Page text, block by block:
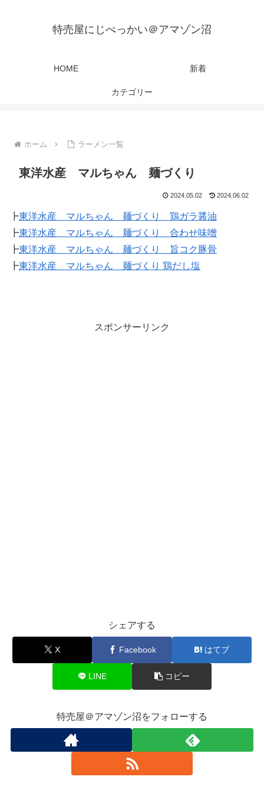
特売屋にじべっかい＠アマゾン沼
HOME 新着
カテゴリー
ホーム ラーメン一覧
東洋水産 マルちゃん 麺づくり
2024.05.02 2024.06.02
┣東洋水産 マルちゃん 麺づくり 鶏ガラ醤油
┣東洋水産 マルちゃん 麺づくり 合わせ味噌
┣東洋水産 マルちゃん 麺づくり 旨コク豚骨
┣東洋水産 マルちゃん 麺づくり 鶏だし塩
スポンサーリンク
シェアする
X Facebook はてブ
LINE コピー
特売屋＠アマゾン沼をフォローする